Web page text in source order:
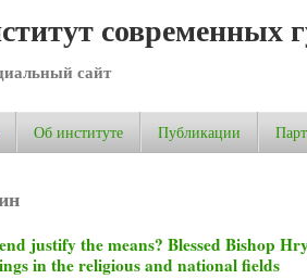
современных
сайт
Об институте Публикации
justify the means? Blessed Bishop
in the religious and national fields